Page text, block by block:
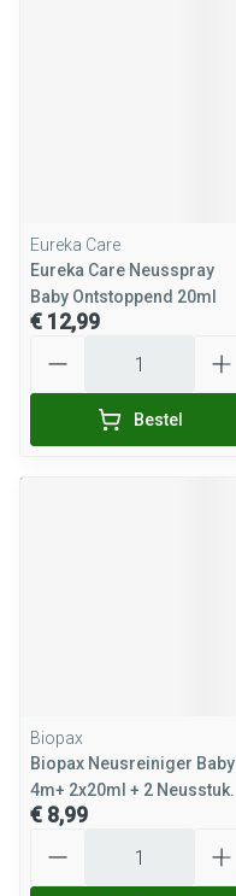
Eureka Care
Eureka Care Neusspray
Baby Ontstoppend 20ml
€ 12,99
Bestel
Biopax
Biopax Neusreiniger Baby
4m+ 2x20ml + 2 Neusstuk.
€ 8,99